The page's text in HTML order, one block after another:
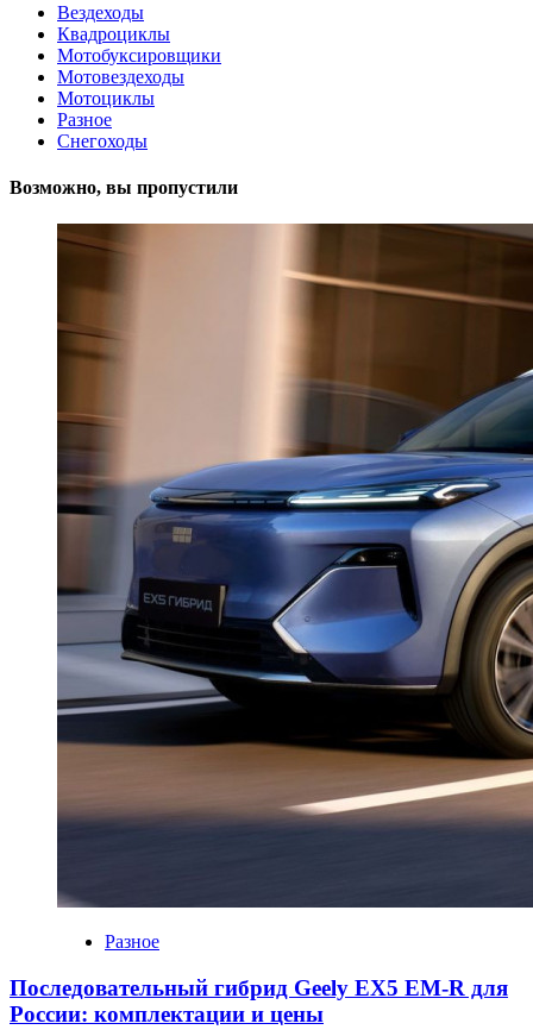
Вездеходы
Квадроциклы
Мотобуксировщики
Мотовездеходы
Мотоциклы
Разное
Снегоходы
Возможно, вы пропустили
Разное
Последовательный гибрид Geely EX5 EM-R для
России: комплектации и цены